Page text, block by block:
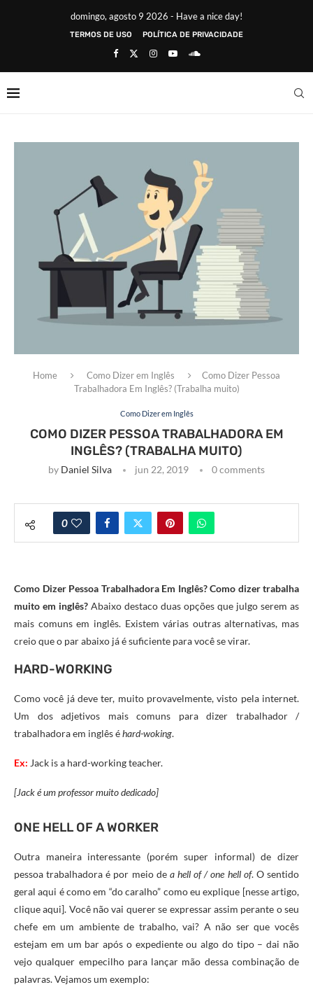
domingo, agosto 9 2026 - Have a nice day!
TERMOS DE USO POLÍTICA DE PRIVACIDADE
Home Como Dizer em Inglês
Como Dizer Pessoa
Trabalhadora Em Inglês? (Trabalha muito)
Como Dizer em Inglês
COMO DIZER PESSOA TRABALHADORA EM
INGLÊS? (TRABALHA MUITO)
by Daniel Silva jun 22, 2019 0 comments
0
Como Dizer Pessoa Trabalhadora Em Inglês? Como dizer trabalha
muito em inglês? Abaixo destaco duas opções que julgo serem as
mais comuns em inglês. Existem várias outras alternativas, mas
creio que o par abaixo já é suficiente para você se virar.
HARD-WORKING
Como você já deve ter, muito provavelmente, visto pela internet.
Um dos adjetivos mais comuns para dizer trabalhador /
trabalhadora em inglês éhard-woking.
Ex: Jack is a hard-working teacher.
[Jack é um professor muito dedicado]
ONE HELL OF A WORKER
Outra maneira interessante (porém super informal) de dizer
pessoa trabalhadora é por meio de a hell of / one hell of. O sentido
geral aqui é como em “do caralho” como eu explique [nesse artigo,
clique aqui]. Você não vai querer se expressar assim perante o seu
chefe em um ambiente de trabalho, vai? A não ser que vocês
estejam em um bar após o expediente ou algo do tipo – dai não
vejo qualquer empecilho para lançar mão dessa combinação de
palavras. Vejamos um exemplo: